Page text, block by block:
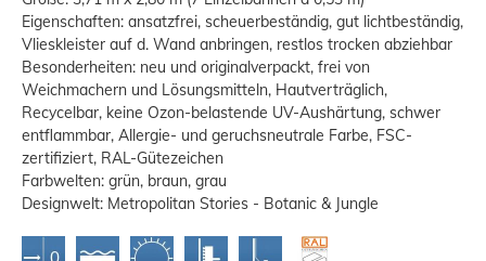
Eigenschaften: ansatzfrei, scheuerbeständig, gut lichtbeständig,
Vlieskleister auf d. Wand anbringen, restlos trocken abziehbar
Besonderheiten: neu und originalverpackt, frei von
Weichmachern und Lösungsmitteln, Hautverträglich,
Recycelbar, keine Ozon-belastende UV-Aushärtung, schwer
entflammbar, Allergie- und geruchsneutrale Farbe, FSC-
zertifiziert, RAL-Gütezeichen
Farbwelten: grün, braun, grau
Designwelt: Metropolitan Stories - Botanic & Jungle